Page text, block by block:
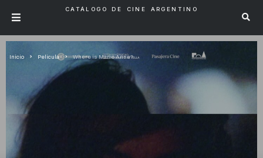
CATÁLOGO DE CINE ARGENTINO
Inicio Pelicula Where is Marie Anne?